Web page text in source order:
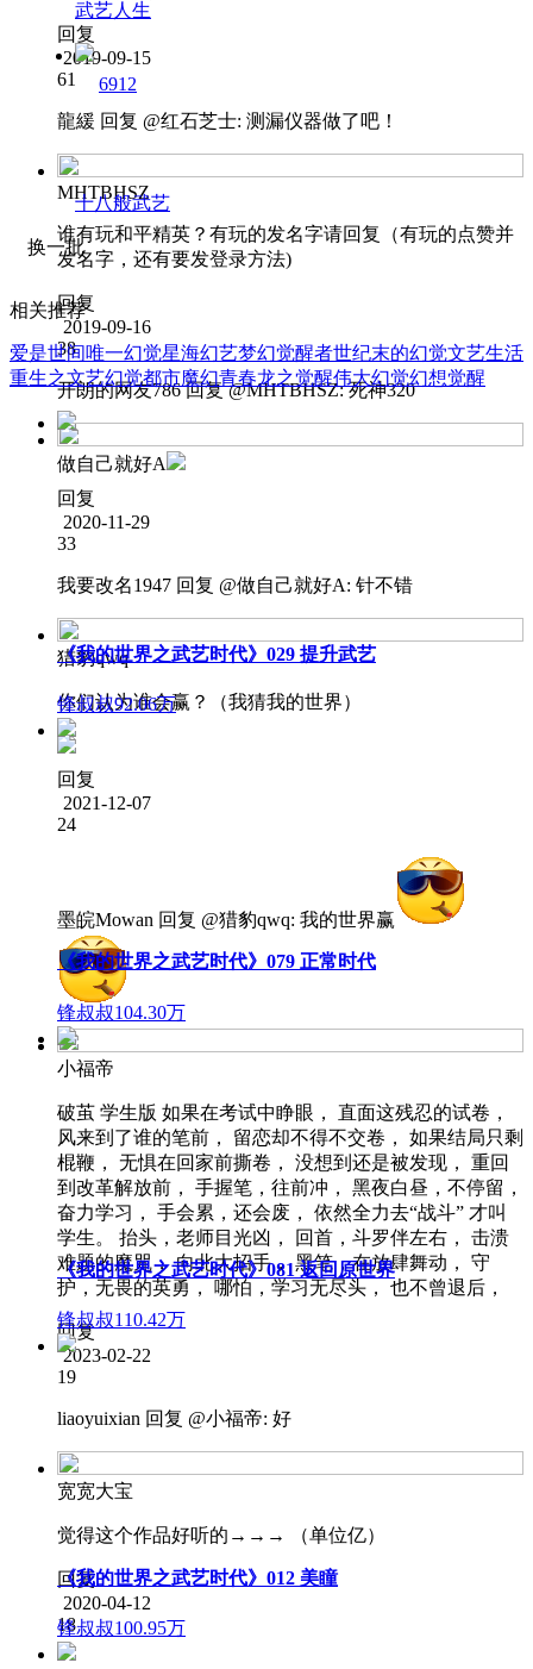
回复
2019-09-15
61
龍緩 回复 @红石芝士: 测漏仪器做了吧！
MHTBHSZ
谁有玩和平精英？有玩的发名字请回复（有玩的点赞并
发名字，还有要发登录方法)
回复
2019-09-16
38
开朗的网友786回复 @MHTBHSZ: 死神320
做自己就好A
回复
2020-11-29
33
我要改名1947 回复 @做自己就好A: 针不错
猎豹qwq
你们认为谁会赢？（我猜我的世界）
回复
2021-12-07
24
墨皖Mowan 回复 @猎豹qwq: 我的世界赢
小福帝
破茧 学生版 如果在考试中睁眼， 直面这残忍的试卷，
风来到了谁的笔前， 留恋却不得不交卷， 如果结局只剩
棍鞭， 无惧在回家前撕卷， 没想到还是被发现， 重回
到改革解放前， 手握笔，往前冲， 黑夜白昼，不停留，
奋力学习， 手会累，还会废， 依然全力去“战斗” 才叫
学生。 抬头，老师目光凶， 回首，斗罗伴左右， 击溃
难题的魔咒， 向北大招手， 黑笔，在放肆舞动， 守
护，无畏的英勇， 哪怕，学习无尽头， 也不曾退后，
回复
2023-02-22
19
liaoyuixian 回复 @小福帝: 好
宽宽大宝
觉得这个作品好听的→→→ （单位亿）
回复
2020-04-12
18
武艺人生
6912
十八般武艺
换一批
相关推荐
爱是世间唯一幻觉星海幻艺梦幻觉醒者世纪末的幻觉文艺生活
重生之文艺幻觉都市魔幻青春龙之觉醒伟大幻觉幻想觉醒
《我的世界之武艺时代》029 提升武艺
锋叔叔92.06万
《我的世界之武艺时代》079 正常时代
锋叔叔104.30万
《我的世界之武艺时代》081 返回原世界
锋叔叔110.42万
《我的世界之武艺时代》012 美瞳
锋叔叔100.95万